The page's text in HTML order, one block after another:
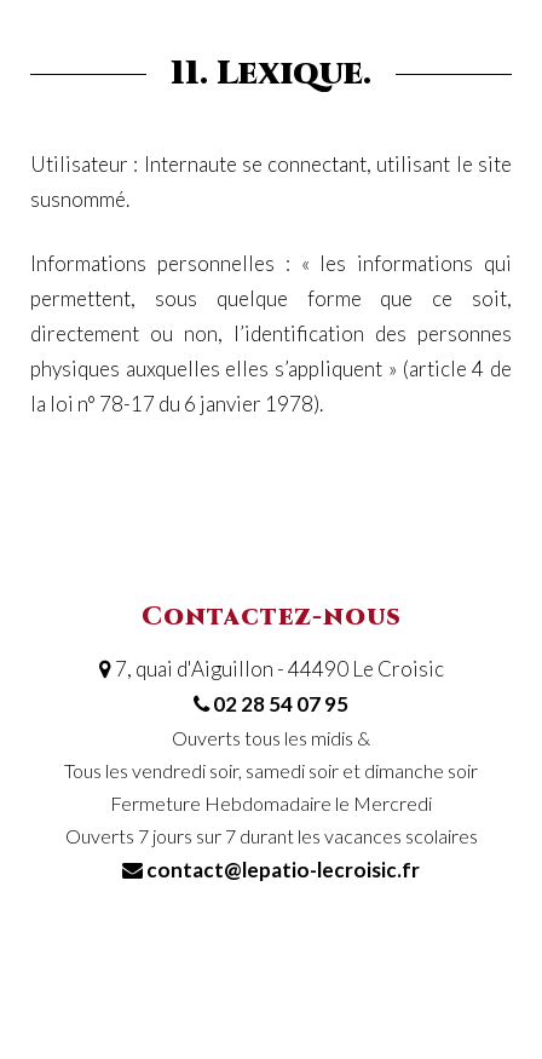
11. Lexique.
Utilisateur : Internaute se connectant, utilisant le site
susnommé.
Informations personnelles : « les informations qui
permettent, sous quelque forme que ce soit,
directement ou non, l’identification des personnes
physiques auxquelles elles s’appliquent » (article 4 de
la loi n° 78-17 du 6 janvier 1978).
Contactez-nous
7, quai d'Aiguillon - 44490 Le Croisic
02 28 54 07 95
Ouverts tous les midis &
Tous les vendredi soir, samedi soir et dimanche soir
Fermeture Hebdomadaire le Mercredi
Ouverts 7 jours sur 7 durant les vacances scolaires
contact@lepatio-lecroisic.fr